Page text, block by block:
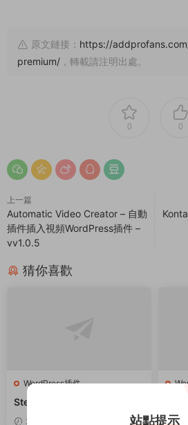
原文鏈接： https://
premium/ ，轉載請注明出處。
0 0
上一篇
Automatic Video Creator – 自動
插件插入視頻WordPress插件 –
vv1.0.5
猜你喜歡
WordPress插件
Stellar Video Player – 響應式
視頻播放器WordPress插件 –
2025-03-19 5
站點提示